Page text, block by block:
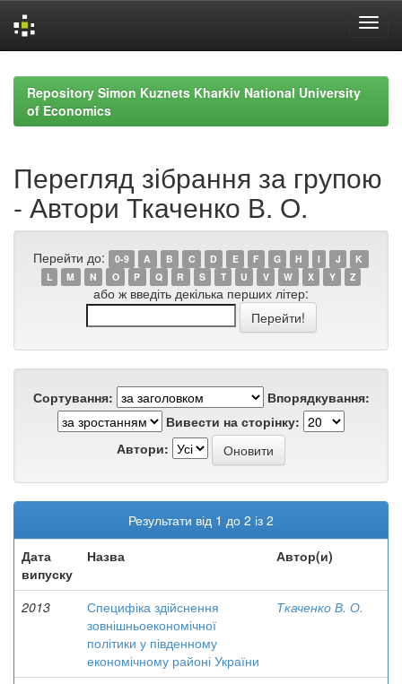
navigationRepository Simon Kuznets Kharkiv National University
of Economics
Перегляд зібрання за групою
- Автори Ткаченко В. О.
Перейти до: 0-9 A B C D E F G H I J
K
L
M N O P Q R S T U V W X Y Z
або ж введіть декілька перших літер:
Сортування:
Впорядкування:
Вивести на сторінку:
Автори:
Результати від 1 до 2 із 2
Дата
випуску
Назва Автор(и)
2013
Специфіка здійснення
зовнішньоекономічної
політики у південному
економічному районі України
Ткаченко В. О.